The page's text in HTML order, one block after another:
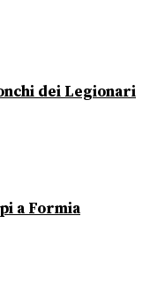
dei Legionari
a Formia